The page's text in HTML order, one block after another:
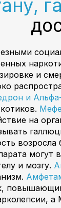
и
и
на
и мозгу.